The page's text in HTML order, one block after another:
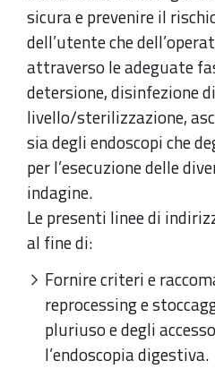
sicura e prevenire il
dell’utente che
attraverso le adeguate
detersione, disinfezione
livello/sterilizzazione,
sia degli endoscopi che
per l’esecuzione delle
indagine.
Le presenti linee di
al fine di:
Fornire criteri e
reprocessing e
pluriuso e degli
l’endoscopia digestiva.